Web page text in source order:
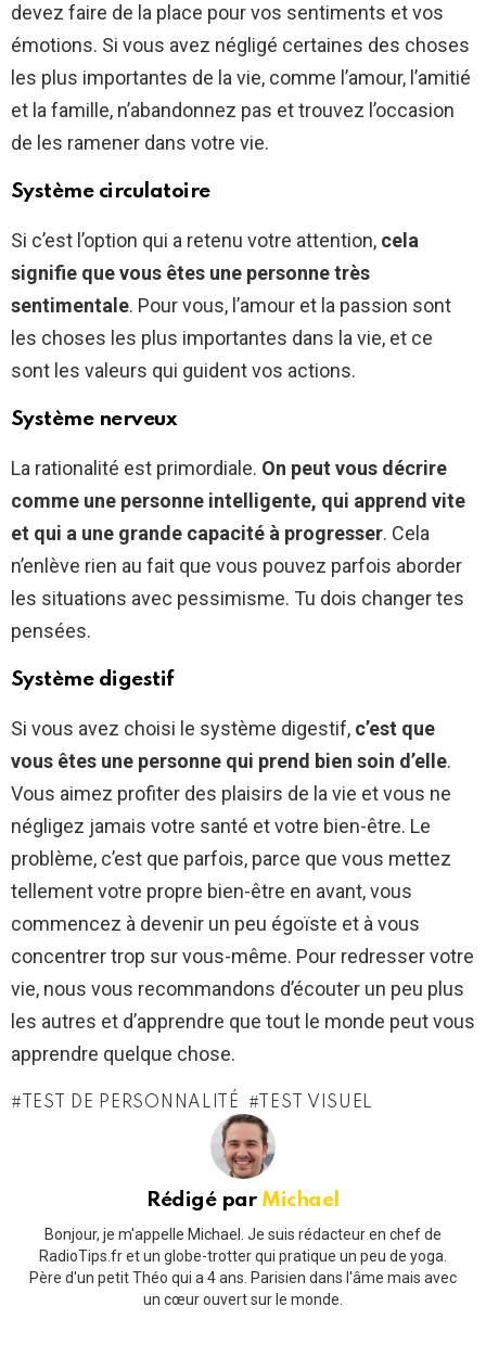
devez faire de la place pour vos sentiments et vos
émotions. Si vous avez négligé certaines des choses
les plus importantes de la vie, comme l’amour, l’amitié
et la famille, n’abandonnez pas et trouvez l’occasion
de les ramener dans votre vie.
Système circulatoire
Si c’est l’option qui a retenu votre attention, cela
signifie que vous êtes une personne très
sentimentale. Pour vous, l’amour et la passion sont
les choses les plus importantes dans la vie, et ce
sont les valeurs qui guident vos actions.
Système nerveux
La rationalité est primordiale. On peut vous décrire
comme une personne intelligente, qui apprend vite
et qui a une grande capacité à progresser. Cela
n’enlève rien au fait que vous pouvez parfois aborder
les situations avec pessimisme. Tu dois changer tes
pensées.
Système digestif
Si vous avez choisi le système digestif, c’est que
vous êtes une personne qui prend bien soin d’elle.
Vous aimez profiter des plaisirs de la vie et vous ne
négligez jamais votre santé et votre bien-être. Le
problème, c’est que parfois, parce que vous mettez
tellement votre propre bien-être en avant, vous
commencez à devenir un peu égoïste et à vous
concentrer trop sur vous-même. Pour redresser votre
vie, nous vous recommandons d’écouter un peu plus
les autres et d’apprendre que tout le monde peut vous
apprendre quelque chose.
TEST DE PERSONNALITÉ TEST VISUEL
Rédigé par Michael
Bonjour, je m'appelle Michael. Je suis rédacteur en chef de
RadioTips.fr et un globe-trotter qui pratique un peu de yoga.
Père d'un petit Théo qui a 4 ans. Parisien dans l'âme mais avec
un cœur ouvert sur le monde.